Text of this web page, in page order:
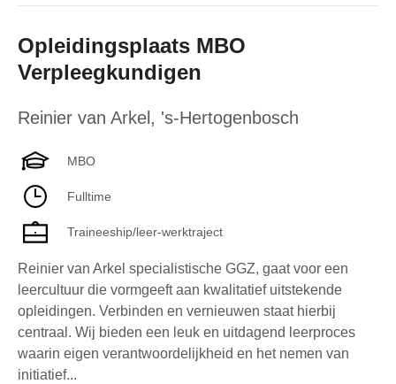
Opleidingsplaats MBO
Verpleegkundigen
Reinier van Arkel , 's-Hertogenbosch
MBO
Fulltime
Traineeship/leer-werktraject
Reinier van Arkel specialistische GGZ, gaat voor een
leercultuur die vormgeeft aan kwalitatief uitstekende
opleidingen. Verbinden en vernieuwen staat hierbij
centraal. Wij bieden een leuk en uitdagend leerproces
waarin eigen verantwoordelijkheid en het nemen van
initiatief...